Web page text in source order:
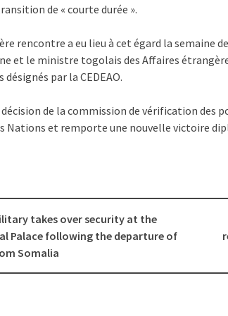
de « courte durée ».
rencontre a eu lieu à cet égard la semaine
et le ministre togolais des Affaires
désignés par la CEDEAO.
de la commission de vérification des
Nations et remporte une nouvelle victoire
takes over security at the
Palace following the departure of
Somalia